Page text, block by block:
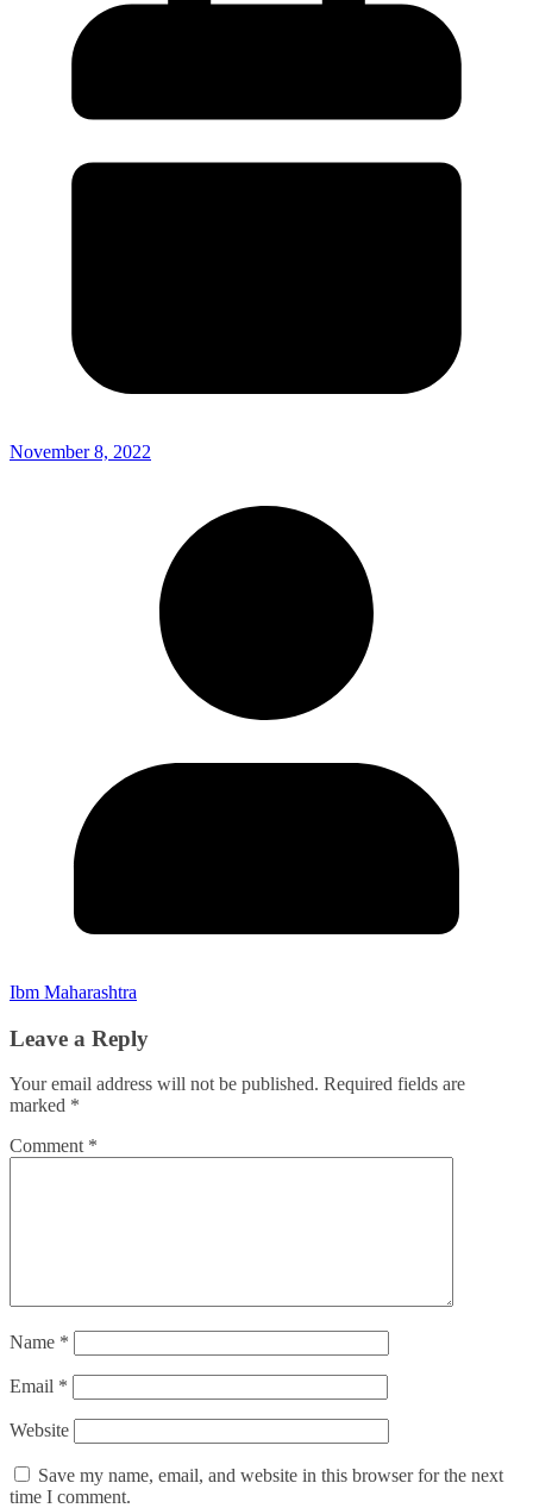
November 8, 2022
Ibm Maharashtra
Leave a Reply
Your email address will not be published. Required fields are
marked *
Comment *
Name *
Email *
Website
Save my name, email, and website in this browser for the next
time I comment.